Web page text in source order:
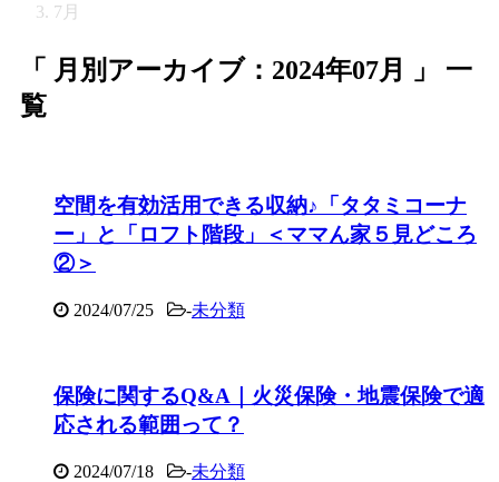
7月
「 月別アーカイブ：2024年07月 」 一
覧
空間を有効活用できる収納♪「タタミコーナ
ー」と「ロフト階段」＜ママん家５見どころ
②＞
2024/07/25 -未分類
保険に関するQ&A｜火災保険・地震保険で適
応される範囲って？
2024/07/18 -未分類